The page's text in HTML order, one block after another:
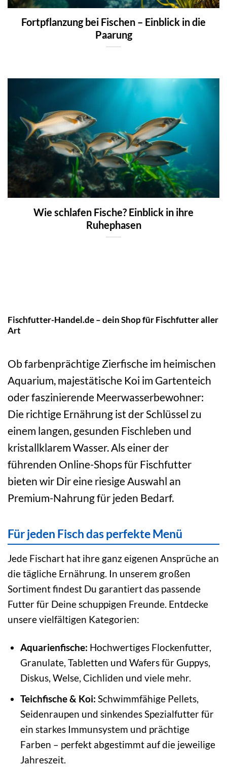
Fortpflanzung bei Fischen – Einblick in die
Paarung
Wie schlafen Fische? Einblick in ihre
Ruhephasen
Fischfutter-Handel.de – dein Shop für Fischfutter aller
Art
Ob farbenprächtige Zierfische im heimischen
Aquarium, majestätische Koi im Gartenteich
oder faszinierende Meerwasserbewohner:
Die richtige Ernährung ist der Schlüssel zu
einem langen, gesunden Fischleben und
kristallklarem Wasser. Als einer der
führenden Online-Shops für Fischfutter
bieten wir Dir eine riesige Auswahl an
Premium-Nahrung für jeden Bedarf.
Für jeden Fisch das perfekte Menü
Jede Fischart hat ihre ganz eigenen Ansprüche an
die tägliche Ernährung. In unserem großen
Sortiment findest Du garantiert das passende
Futter für Deine schuppigen Freunde. Entdecke
unsere vielfältigen Kategorien:
Aquarienfische: Hochwertiges Flockenfutter,
Granulate, Tabletten und Wafers für Guppys,
Diskus, Welse, Cichliden und viele mehr.
Teichfische & Koi: Schwimmfähige Pellets,
Seidenraupen und sinkendes Spezialfutter für
ein starkes Immunsystem und prächtige
Farben – perfekt abgestimmt auf die jeweilige
Jahreszeit.